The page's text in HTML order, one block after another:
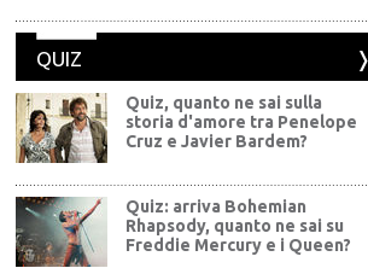
QUIZ
Quiz, quanto ne sai sulla
storia d'amore tra Penelope
Cruz e Javier Bardem?
Quiz: arriva Bohemian
Rhapsody, quanto ne sai su
Freddie Mercury e i Queen?